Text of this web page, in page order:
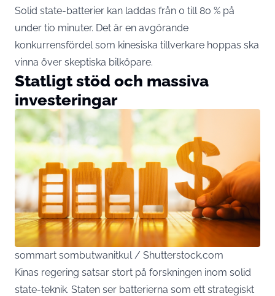
Solid state-batterier kan laddas från 0 till 80 % på
under tio minuter. Det är en avgörande
konkurrensfördel som kinesiska tillverkare hoppas ska
vinna över skeptiska bilköpare.
Statligt stöd och massiva
investeringar
sommart sombutwanitkul / Shutterstock.com
Kinas regering satsar stort på forskningen inom solid
state-teknik. Staten ser batterierna som ett strategiskt